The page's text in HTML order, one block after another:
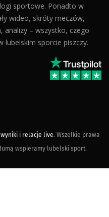
sportowe. Ponadto w
wideo, skróty meczów,
analizy – wszystko, czego
lubelskim sporcie piszczy.
i relacje live. Wszelkie prawa
wspieramy lubelski sport.